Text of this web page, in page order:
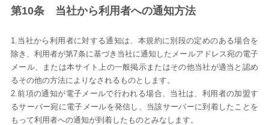
第10条 当社から利用者への通知方法
1.当社から利用者に対する通知は、本規約に別段の定めのある場合を
除き、利用者が第7条に基づき当社に通知したメールアドレス宛の電子
メール、または本サイト上の一般掲示またはその他当社が適当と認め
るその他の方法によりなされるものとします。
2.前項の通知が電子メールで行われる場合、当社は、利用者の加盟す
るサーバー宛に電子メールを発信し、当該サーバーに到着したことを
もって利用者への通知が到着したものとみなします。